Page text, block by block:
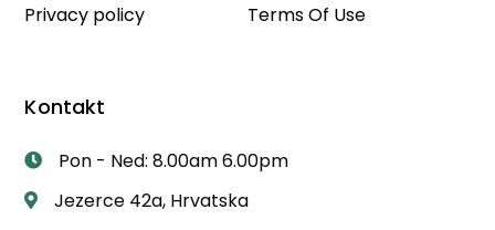
Privacy policy Terms Of Use
Kontakt
Pon - Ned: 8.00am 6.00pm
Jezerce 42a, Hrvatska